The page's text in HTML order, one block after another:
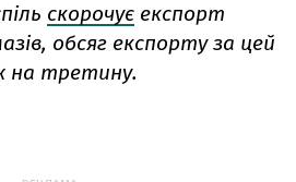
скорочує експорт
обсяг експорту за цей
на третину.